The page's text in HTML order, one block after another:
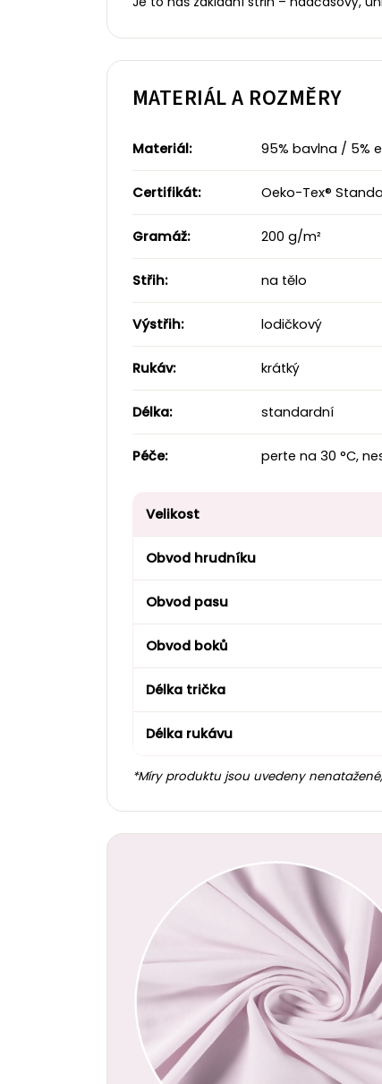
MATERIÁL A ROZMĚRY
Materiál: 95% bavlna / 5%
Certifikát: Oeko-Tex®
Gramáž: 200 g/m²
Střih: na tělo
Výstřih: lodičkový
Rukáv: krátký
Délka: standardní
Péče: perte na 30 °C,
Velikost
Obvod hrudníku
Obvod pasu
Obvod boků
Délka trička
Délka rukávu
*Míry produktu jsou uvedeny